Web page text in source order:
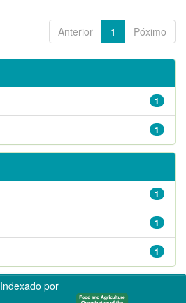
Anterior 1 Póximo
1
1
1
1
1
Indexado por